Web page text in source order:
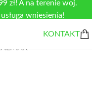
zł! A na terenie woj.
wniesienia!
KONTAKT